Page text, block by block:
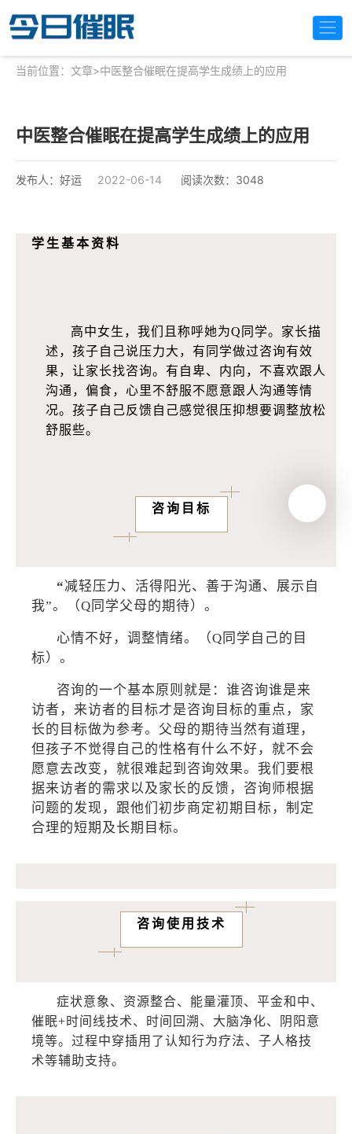
当前位置： 文章>中医整合催眠在提高学生成绩上的应用
中医整合催眠在提高学生成绩上的应用
发布人：好运 2022-06-14 阅读次数：3048
学生基本资料
高中女生，我们且称呼她为Q同学。家长描
述，孩子自己说压力大，有同学做过咨询有效
果，让家长找咨询。有自卑、内向，不喜欢跟人
沟通，偏食，心里不舒服不愿意跟人沟通等情
况。孩子自己反馈自己感觉很压抑想要调整放松
舒服些。
咨询目标
“减轻压力、活得阳光、善于沟通、展示自
我”。（Q同学父母的期待）。
心情不好，调整情绪。（Q同学自己的目
标）。
咨询的一个基本原则就是：谁咨询谁是来
访者，来访者的目标才是咨询目标的重点，家
长的目标做为参考。父母的期待当然有道理，
但孩子不觉得自己的性格有什么不好，就不会
愿意去改变，就很难起到咨询效果。我们要根
据来访者的需求以及家长的反馈，咨询师根据
问题的发现，跟他们初步商定初期目标，制定
合理的短期及长期目标。
咨询使用技术
症状意象、资源整合、能量灌顶、平金和中、
催眠+时间线技术、时间回溯、大脑净化、阴阳意
境等。过程中穿插用了认知行为疗法、子人格技
术等辅助支持。